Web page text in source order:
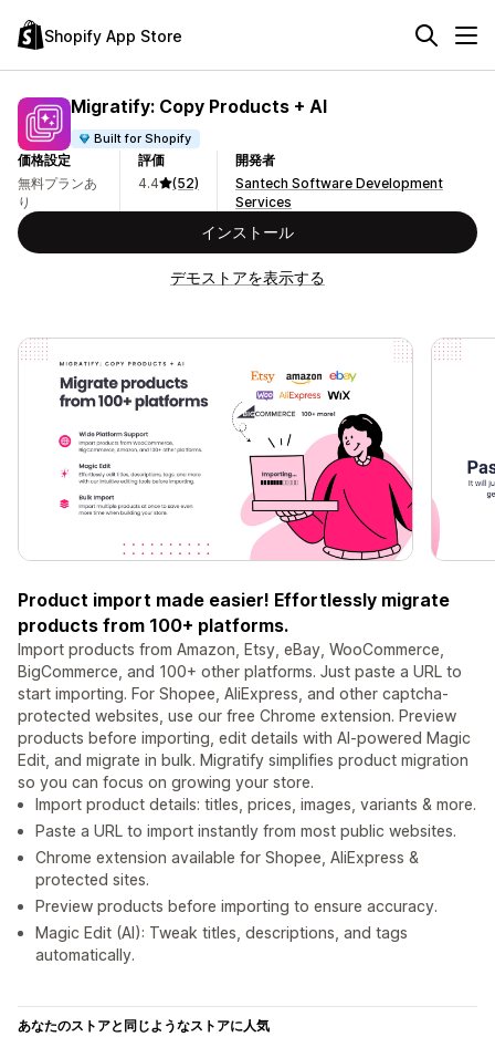
Shopify App Store
Migratify: Copy Products + AI
Built for Shopify
価格設定
無料プランあ
り
評価
4.4
(52)
開発者
Santech Software Development
Services
インストール
デモストアを表示する
Product import made easier! Effortlessly migrate
products from 100+ platforms.
Import products from Amazon, Etsy, eBay, WooCommerce,
BigCommerce, and 100+ other platforms. Just paste a URL to
start importing. For Shopee, AliExpress, and other captcha-
protected websites, use our free Chrome extension. Preview
products before importing, edit details with AI-powered Magic
Edit, and migrate in bulk. Migratify simplifies product migration
so you can focus on growing your store.
Import product details: titles, prices, images, variants & more.
Paste a URL to import instantly from most public websites.
Chrome extension available for Shopee, AliExpress &
protected sites.
Preview products before importing to ensure accuracy.
Magic Edit (AI): Tweak titles, descriptions, and tags
automatically.
あなたのストアと同じようなストアに人気